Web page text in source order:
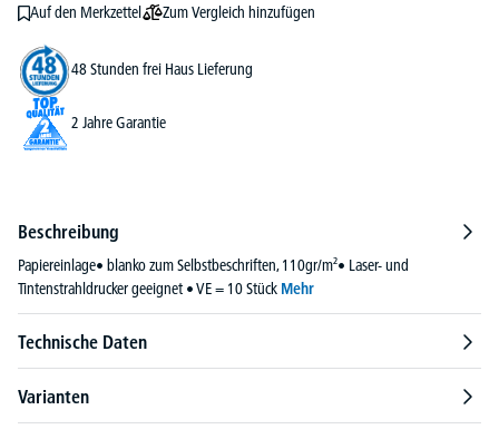
Auf den Merkzettel Zum Vergleich hinzufügen
48 Stunden frei Haus Lieferung
2 Jahre Garantie
Beschreibung
Papiereinlage• blanko zum Selbstbeschriften, 110gr/m²• Laser- und
Tintenstrahldrucker geeignet • VE = 10 Stück Mehr
Technische Daten
Varianten